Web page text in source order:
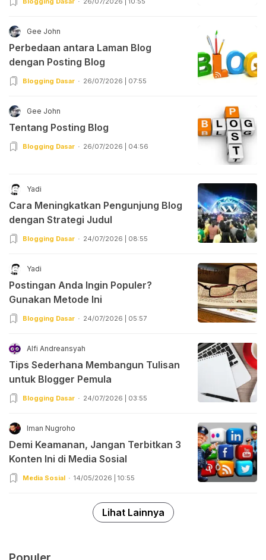
Gee John
Perbedaan antara Laman Blog
dengan Posting Blog
Blogging Dasar 26/07/2026 | 07:55
Gee John
Tentang Posting Blog
Blogging Dasar 26/07/2026 | 04:56
Yadi
Cara Meningkatkan Pengunjung Blog
dengan Strategi Judul
Blogging Dasar 24/07/2026 | 08:55
Yadi
Postingan Anda Ingin Populer?
Gunakan Metode Ini
Blogging Dasar 24/07/2026 | 05:57
Alfi Andreansyah
Tips Sederhana Membangun Tulisan
untuk Blogger Pemula
Blogging Dasar 24/07/2026 | 03:55
Iman Nugroho
Demi Keamanan, Jangan Terbitkan 3
Konten Ini di Media Sosial
Media Sosial 14/05/2026 | 10:55
Lihat Lainnya